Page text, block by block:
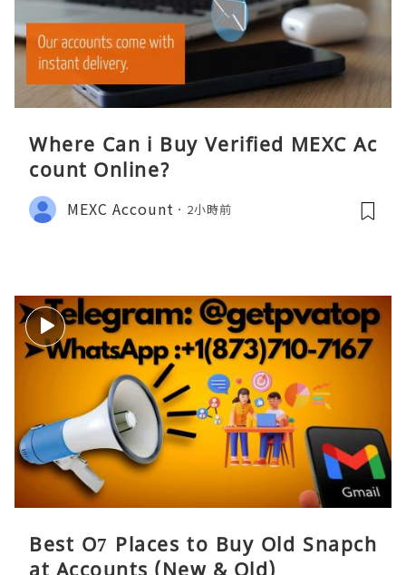
Where Can i Buy Verified MEXC Ac
count Online?
MEXC Account 2小時前
Best O7 Places to Buy Old Snapch
at Accounts (New & Old)